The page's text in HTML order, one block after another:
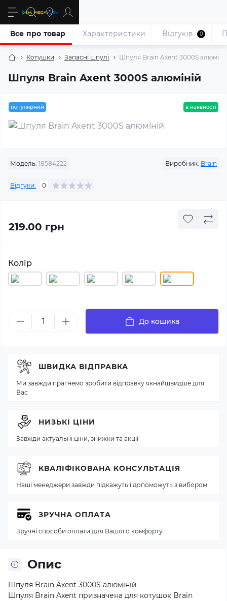
Котушки Запасні шпулі Шпуля Brain Axent 3000S
Шпуля Brain Axent 3000S алюміній
Все про товар Характеристики Відгуків 0
популярний в наявності
Модель: 18584222 Виробник: Brain
Відгуки: 0
219.00 грн
Колір
До кошика
Опис
Шпуля Brain Axent 3000S алюміній
Шпуля Brain Axent призначена для котушок Brain
ШВИДКА ВІДПРАВКА
Ми завжди прагнемо зробити відправку якнайшвидше для
Вас
НИЗЬКІ ЦІНИ
Завжди актуальні ціни, знижки та акції
КВАЛІФІКОВАНА КОНСУЛЬТАЦІЯ
Наші менеджери завжди підкажуть і допоможуть з вибором
ЗРУЧНА ОПЛАТА
Зручні способи оплати для Вашого комфорту